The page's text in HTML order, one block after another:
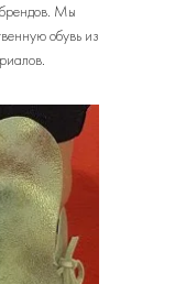
Мы
обувь из